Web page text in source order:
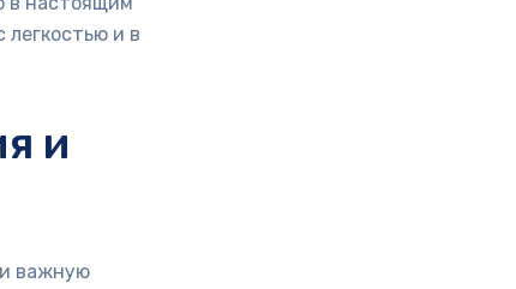
и в
и
и важную